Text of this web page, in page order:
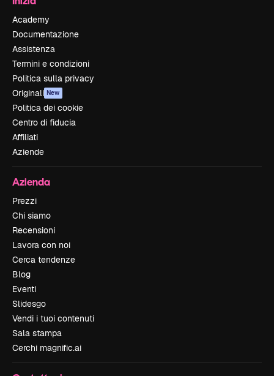
Academy
Documentazione
Assistenza
Termini e condizioni
Politica sulla privacy
Originali New
Politica dei cookie
Centro di fiducia
Affiliati
Aziende
Azienda
Prezzi
Chi siamo
Recensioni
Lavora con noi
Cerca tendenze
Blog
Eventi
Slidesgo
Vendi i tuoi contenuti
Sala stampa
Cerchi magnific.ai